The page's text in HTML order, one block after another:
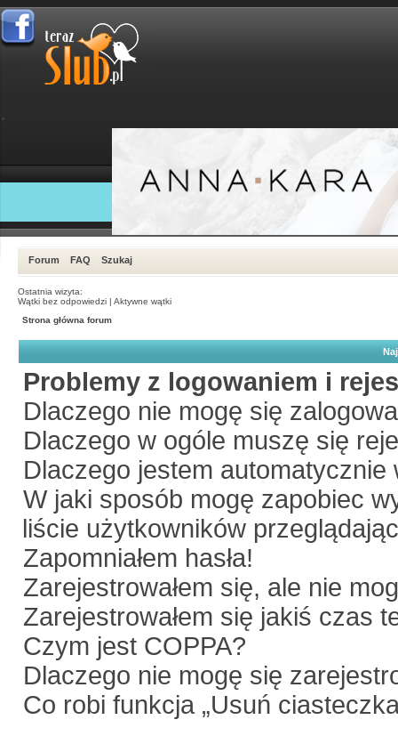
Forum FAQ Szukaj
Ostatnia wizyta:
Wątki bez odpowiedzi | Aktywne wątki
Strona główna forum
Problemy z logowaniem i
Dlaczego nie mogę się
Dlaczego w ogóle muszę się
Dlaczego jestem automatycznie
W jaki sposób mogę zapobiec
liście użytkowników
Zapomniałem hasła!
Zarejestrowałem się, ale nie
Zarejestrowałem się jakiś czas
Czym jest COPPA?
Dlaczego nie mogę się
Co robi funkcja „Usuń